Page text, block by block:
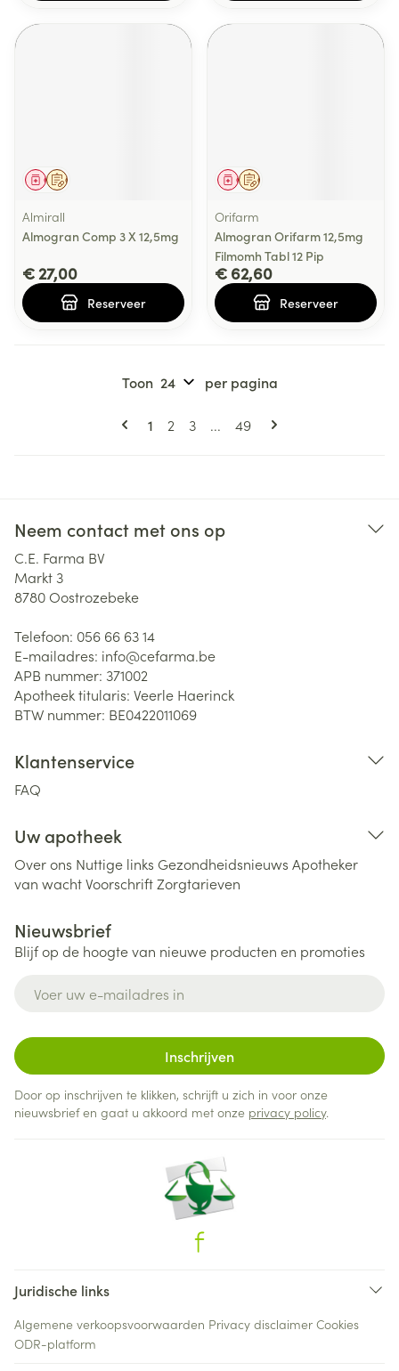
Op voorschrift
Geneesmiddel
Almirall
Almogran Comp 3 X 12,5mg
€ 27,00
Reserveer
Op voorschrift
Geneesmiddel
Orifarm
Almogran Orifarm 12,5mg
Filmomh Tabl 12 Pip
€ 62,60
Reserveer
Pagina's
U lees momenteel pagina
1 Pagina
2 Pagina
3 ... Pagina
49
Toon per pagina
Neem contact met ons op
C.E. Farma BV
Markt 3
8780Oostrozebeke
Telefoon: 056 66 63 14
E-mailadres: info@cefarma.be
APB nummer: 371002
Apotheek titularis: Veerle Haerinck
BTW nummer: BE0422011069
Klantenservice
FAQ
Uw apotheek
Over ons Nuttige links Gezondheidsnieuws Apotheker
van wachtVoorschriftZorgtarieven
Nieuwsbrief
Blijf op de hoogte van nieuwe producten en promoties
Inschrijven
Door op inschrijven te klikken, schrijft u zich in voor onze
nieuwsbrief en gaat u akkoord met onze privacy policy.
Juridische links
Algemene verkoopsvoorwaarden Privacy disclaimer Cookies
ODR-platform